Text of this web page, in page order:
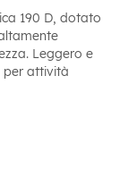
190 D, dotato
Leggero e
per attività